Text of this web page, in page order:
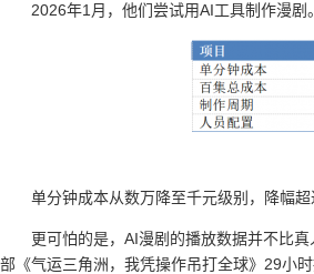
2026年1月，他们尝试用AI工具制作漫剧
单分钟成本从数万降至千元级别，降幅超
更可怕的是，AI漫剧的播放数据并不比
部《气运三角洲，我凭操作吊打全球》29小